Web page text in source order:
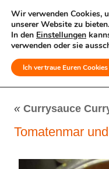
MENÜ
« Currysauce
Tomatenmar
Wir verwenden Cookies,
unserer Website zu bieten.
In den Einstellungen
verwenden oder sie
Ich vertraue Euren Cookies